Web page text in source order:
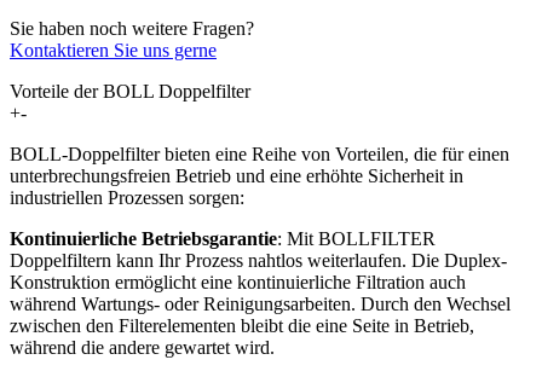
Sie haben noch weitere Fragen?
Kontaktieren Sie uns gerne
Vorteile der BOLL Doppelfilter
+-
BOLL-Doppelfilter bieten eine Reihe von Vorteilen, die für einen
unterbrechungsfreien Betrieb und eine erhöhte Sicherheit in
industriellen Prozessen sorgen:
Kontinuierliche Betriebsgarantie: Mit BOLLFILTER
Doppelfiltern kann Ihr Prozess nahtlos weiterlaufen. Die Duplex-
Konstruktion ermöglicht eine kontinuierliche Filtration auch
während Wartungs- oder Reinigungsarbeiten. Durch den Wechsel
zwischen den Filterelementen bleibt die eine Seite in Betrieb,
während die andere gewartet wird.